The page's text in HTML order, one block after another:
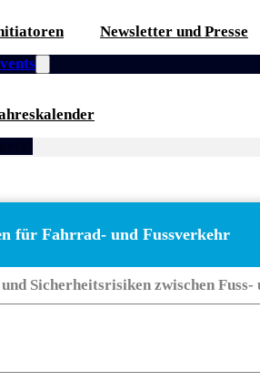
Newsletter und Presse
für Fahrrad- und Fussverkehr
Sicherheitsrisiken zwischen